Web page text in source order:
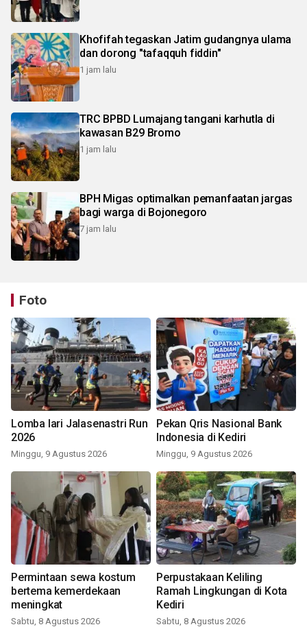
Khofifah tegaskan Jatim gudangnya ulama
dan dorong "tafaqquh fiddin"
1 jam lalu
TRC BPBD Lumajang tangani karhutla di
kawasan B29 Bromo
1 jam lalu
BPH Migas optimalkan pemanfaatan jargas
bagi warga di Bojonegoro
7 jam lalu
Foto
Lomba lari Jalasenastri Run
2026
Minggu, 9 Agustus 2026
Pekan Qris Nasional Bank
Indonesia di Kediri
Minggu, 9 Agustus 2026
Permintaan sewa kostum
bertema kemerdekaan
meningkat
Sabtu, 8 Agustus 2026
Perpustakaan Keliling
Ramah Lingkungan di Kota
Kediri
Sabtu, 8 Agustus 2026